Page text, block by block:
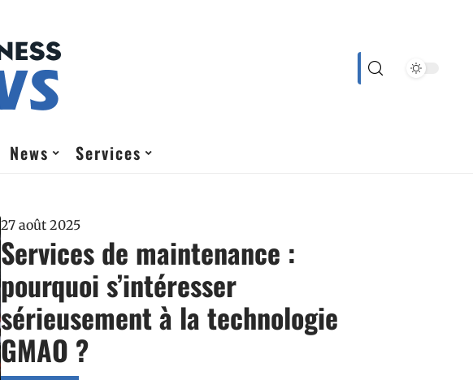
News Services
27 août 2025
Services de maintenance :
pourquoi s’intéresser
sérieusement à la technologie
GMAO ?